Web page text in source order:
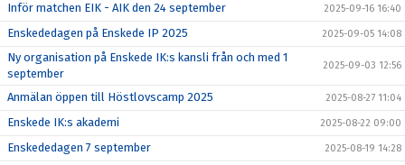
Inför matchen EIK - AIK den 24 september 2025-09-16 16:40
Enskededagen på Enskede IP 2025 2025-09-05 14:08
Ny organisation på Enskede IK:s kansli från och med 1
september
2025-09-03 12:56
Anmälan öppen till Höstlovscamp 2025 2025-08-27 11:04
Enskede IK:s akademi 2025-08-22 09:00
Enskededagen 7 september 2025-08-19 14:28